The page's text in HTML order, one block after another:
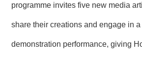
programme invites five new media
share their creations and engage in
demonstration performance, giving